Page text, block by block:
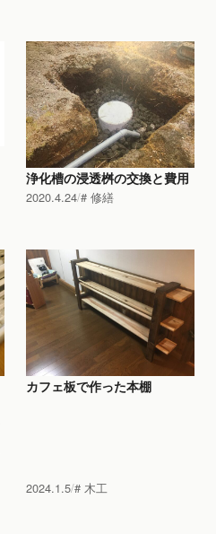
浄化槽の浸透桝の交換と費用
2020.4.24 修繕
カフェ板で作った本棚
2024.1.5 木工